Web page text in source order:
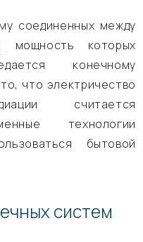
соединенных между
, мощность которых
конечному
что электричество
считается
технологии
бытовой
систем